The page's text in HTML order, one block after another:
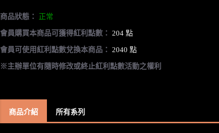
商品狀態： 正常
會員購買本商品可獲得紅利點數： 204 點
會員可使用紅利點數兌換本商品： 2040 點
※主辦單位有隨時修改或終止紅利點數活動之權利
商品介紹 所有系列